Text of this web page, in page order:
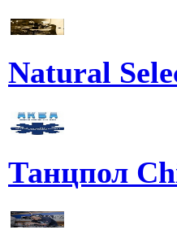
Natural
Танцпол